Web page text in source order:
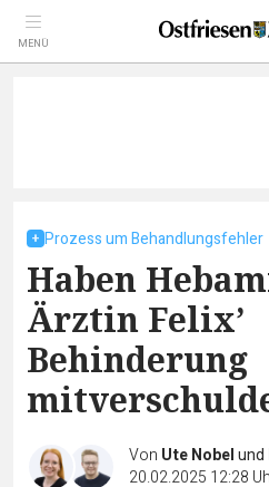
MENÜ
Prozess um Behandlungsfehler
Haben
Ärztin Felix’
Behinderung
Von Ute Nobelund
20.02.2025 12:28